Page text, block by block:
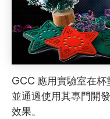
GCC 應用實驗室在杯
並通過使用其專門開
效果。